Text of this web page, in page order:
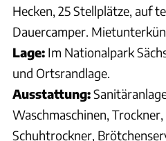
Hecken, 25 Stellplätze, auf
Dauercamper.
Lage: Im Nationalpark
und Ortsrandlage.
Ausstattung:
Waschmaschinen,
Schuhtrockner,